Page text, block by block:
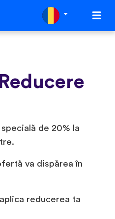
de 20% la
va dispărea în
reducerea ta